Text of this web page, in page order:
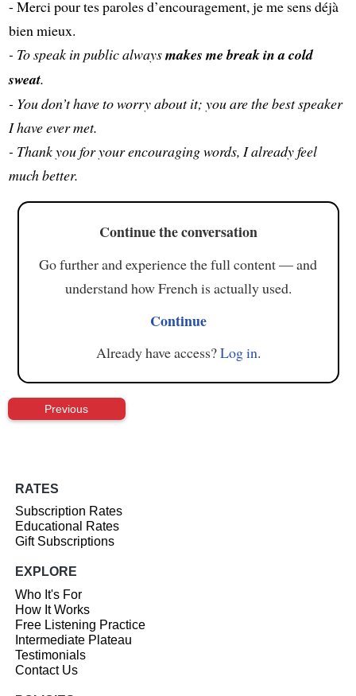
- Merci pour tes paroles d’encouragement, je me sens déjà
bien mieux.
- To speak in public alwaysmakes me break in a cold
sweat.
- You don’t have to worry about it; you are the best speaker
I have ever met.
- Thank you for your encouraging words, I already feel
much better.
Continue the conversation
Go further and experience the full content — and
understand how French is actually used.
Continue
Already have access?Log in.
Previous
RATES
Subscription Rates
Educational Rates
Gift Subscriptions
EXPLORE
Who It's For
How It Works
Free Listening Practice
Intermediate Plateau
Testimonials
Contact Us